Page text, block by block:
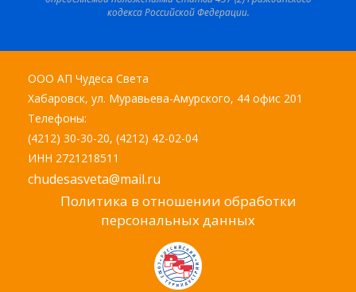
кодекса Российской Федерации.
ООО АП Чудеса Света
Хабаровск, ул. Муравьева-Амурского, 44 офис 201
Телефоны:
(4212) 30-30-20, (4212) 42-02-04
ИНН 2721218511
chudesasveta@mail.ru
Политика в отношении обработки
персональных данных